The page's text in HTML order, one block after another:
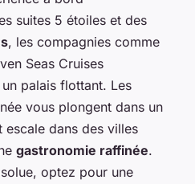
suites 5 étoiles et des
, les compagnies comme
Seas Cruises
palais flottant. Les
vous plongent dans un
dans des villes
gastronomie raffinée.
optez pour une